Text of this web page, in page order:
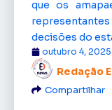
que os
decisões do
Redação
outubro 4, 2025
Compartilhar